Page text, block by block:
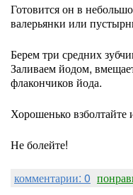
Готовится он в
валерьянки или
Берем три средних
Заливаем йодом,
флакончиков йода.
Хорошенько взболтайте
Не болейте!
комментарии: 0